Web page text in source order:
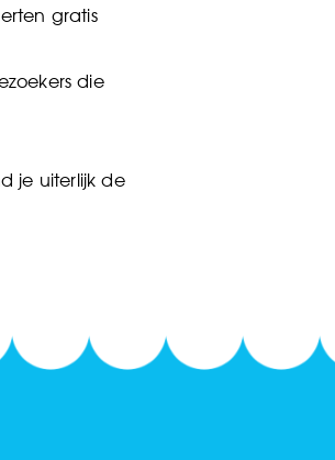
gratis
die
je uiterlijk de